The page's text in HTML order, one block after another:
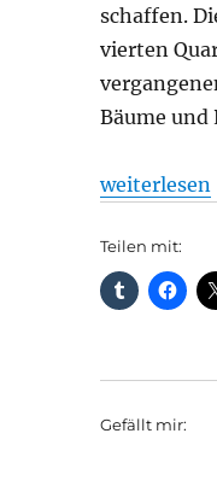
schaffen.
vierten
Bäume
weiterlesen
Teilen mit:
Gefällt mir: